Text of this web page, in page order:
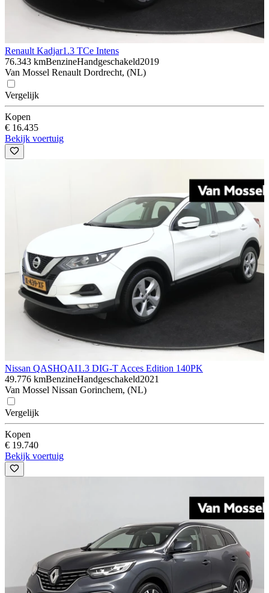
Renault Kadjar1.3 TCe Intens
76.343 kmBenzineHandgeschakeld2019
Van Mossel Renault Dordrecht, (NL)
Vergelijk
Kopen
€ 16.435
Bekijk voertuig
Nissan QASHQAI1.3 DIG-T Acces Edition 140PK
49.776 kmBenzineHandgeschakeld2021
Van Mossel Nissan Gorinchem, (NL)
Vergelijk
Kopen
€ 19.740
Bekijk voertuig